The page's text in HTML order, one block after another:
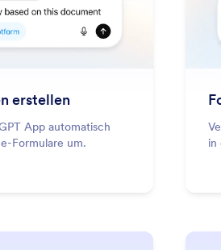
erstellen
App automatisch
Formulare um.
in